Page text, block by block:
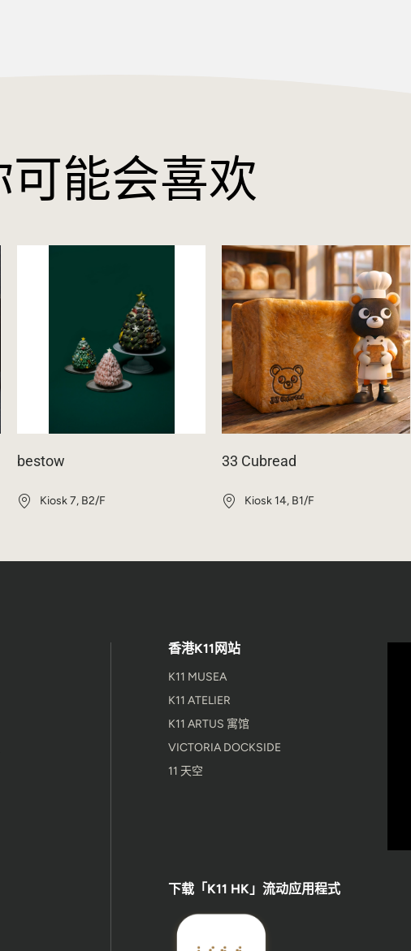
可能会喜欢
bestow
Kiosk 7, B2/F
33 Cubread
Kiosk 14, B1/F
香港K11网站
K11 MUSEA
K11 ATELIER
K11 ARTUS 寓馆
VICTORIA DOCKSIDE
11 天空
下载「K11 HK」流动应用程式